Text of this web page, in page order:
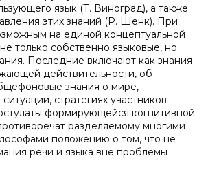
язык (Т. Виноград), а также
этих знаний (Р. Шенк). При
на единой концептуальной
только собственно языковые, но
Последние включают как знания
действительности, об
знания о мире,
стратегиях участников
формирующейся когнитивной
разделяемому многими
положению о том, что не
речи и языка вне проблемы